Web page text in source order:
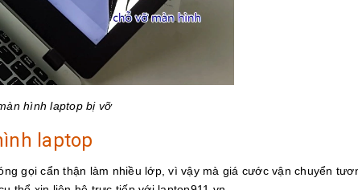
hình laptop bị vỡ
laptop
gọi cẩn thận làm nhiều lớp, vì vậy mà giá cước vận chuyển